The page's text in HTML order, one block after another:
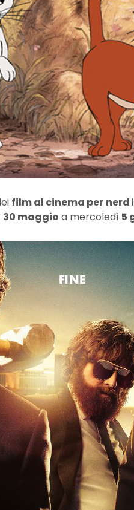
film al cinema per nerd
30 maggio a mercoledì 5